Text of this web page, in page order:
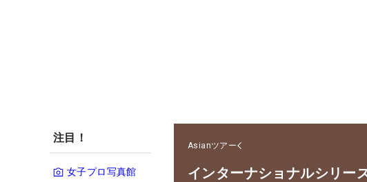
注目！
女子プロ写真館
Asianツアー
インターナショナルシリー